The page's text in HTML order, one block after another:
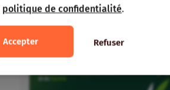
politique de confidentialité.
Accepter Refuser
FR